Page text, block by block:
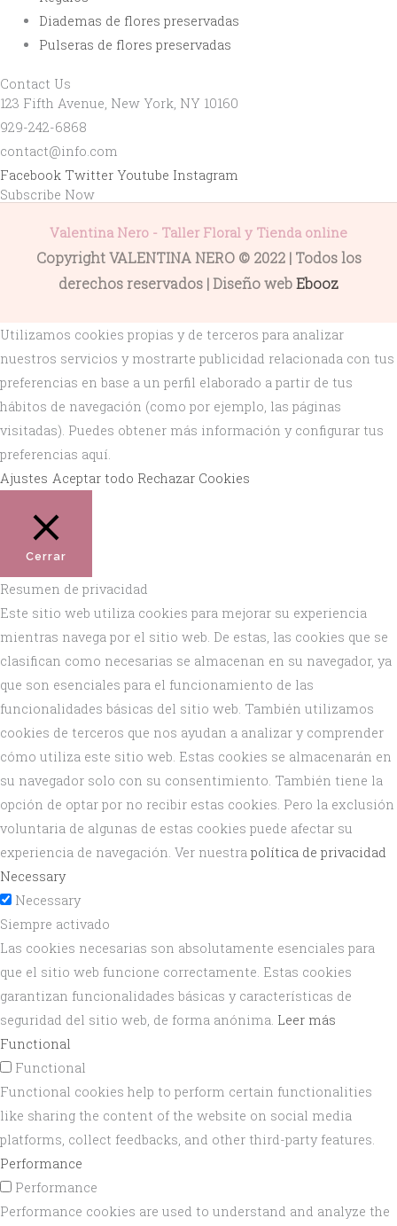
Diademas de flores preservadas
Pulseras de flores preservadas
Contact Us
123 Fifth Avenue, New York, NY 10160
929-242-6868
contact@info.com
Facebook Twitter Youtube Instagram
Subscribe Now
Valentina Nero - Taller Floral y Tienda online
Copyright VALENTINA NERO © 2022 | Todos los
derechos reservados | Diseño webEbooz
Utilizamos cookies propias y de terceros para analizar
nuestros servicios y mostrarte publicidad relacionada con tus
preferencias en base a un perfil elaborado a partir de tus
hábitos de navegación (como por ejemplo, las páginas
visitadas). Puedes obtener más información y configurar tus
preferencias aquí.
Ajustes Aceptar todo Rechazar Cookies
Cerrar
Resumen de privacidad
Este sitio web utiliza cookies para mejorar su experiencia
mientras navega por el sitio web. De estas, las cookies que se
clasifican como necesarias se almacenan en su navegador, ya
que son esenciales para el funcionamiento de las
funcionalidades básicas del sitio web. También utilizamos
cookies de terceros que nos ayudan a analizar y comprender
cómo utiliza este sitio web. Estas cookies se almacenarán en
su navegador solo con su consentimiento. También tiene la
opción de optar por no recibir estas cookies. Pero la exclusión
voluntaria de algunas de estas cookies puede afectar su
experiencia de navegación. Ver nuestra política de privacidad
Necessary
Necessary
Siempre activado
Las cookies necesarias son absolutamente esenciales para
que el sitio web funcione correctamente. Estas cookies
garantizan funcionalidades básicas y características de
seguridad del sitio web, de forma anónima. Leer más
Functional
Functional
Functional cookies help to perform certain functionalities
like sharing the content of the website on social media
platforms, collect feedbacks, and other third-party features.
Performance
Performance
Performance cookies are used to understand and analyze the